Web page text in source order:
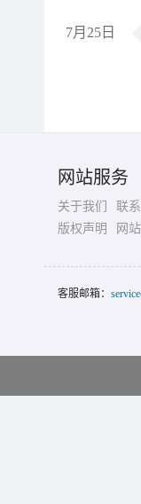
7月25日
网站服务
关于我们 联系
版权声明
网
客服邮箱：